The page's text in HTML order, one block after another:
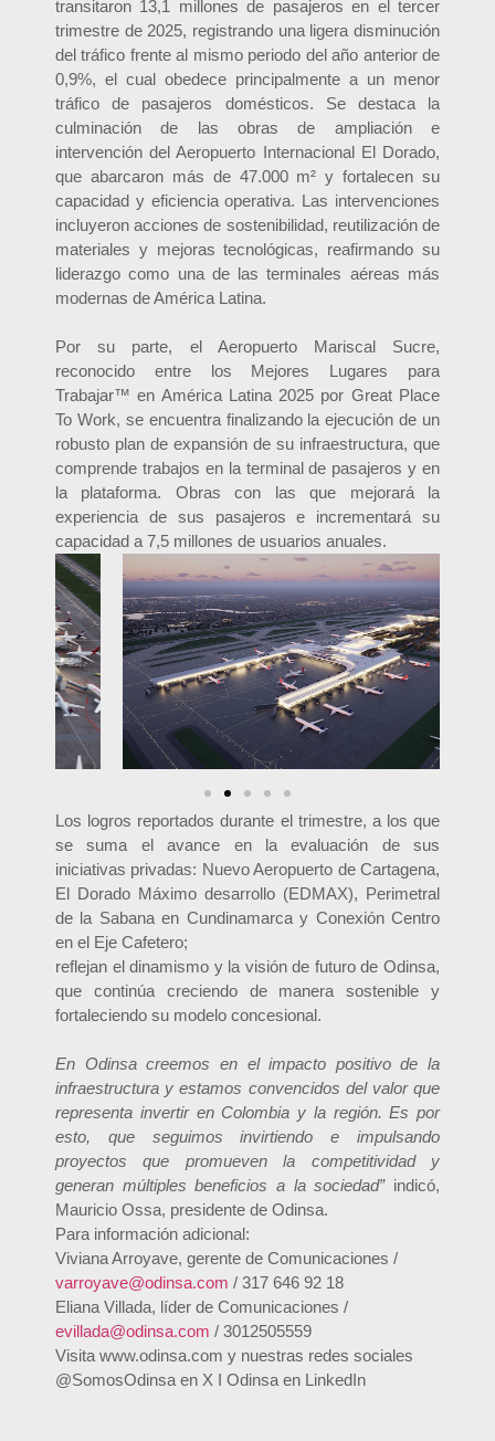
transitaron 13,1 millones de pasajeros en el tercer
trimestre de 2025, registrando una ligera disminución
del tráfico frente al mismo periodo del año anterior de
0,9%, el cual obedece principalmente a un menor
tráfico de pasajeros domésticos. Se destaca la
culminación de las obras de ampliación e
intervención del Aeropuerto Internacional El Dorado,
que abarcaron más de 47.000 m² y fortalecen su
capacidad y eficiencia operativa. Las intervenciones
incluyeron acciones de sostenibilidad, reutilización de
materiales y mejoras tecnológicas, reafirmando su
liderazgo como una de las terminales aéreas más
modernas de América Latina.
Por su parte, el Aeropuerto Mariscal Sucre,
reconocido entre los Mejores Lugares para
Trabajar™ en América Latina 2025 por Great Place
To Work, se encuentra finalizando la ejecución de un
robusto plan de expansión de su infraestructura, que
comprende trabajos en la terminal de pasajeros y en
la plataforma. Obras con las que mejorará la
experiencia de sus pasajeros e incrementará su
capacidad a 7,5 millones de usuarios anuales.
Los logros reportados durante el trimestre, a los que
se suma el avance en la evaluación de sus
iniciativas privadas: Nuevo Aeropuerto de Cartagena,
El Dorado Máximo desarrollo (EDMAX), Perimetral
de la Sabana en Cundinamarca y Conexión Centro
en el Eje Cafetero;
reflejan el dinamismo y la visión de futuro de Odinsa,
que continúa creciendo de manera sostenible y
fortaleciendo su modelo concesional.
En Odinsa creemos en el impacto positivo de la
infraestructura y estamos convencidos del valor que
representa invertir en Colombia y la región. Es por
esto, que seguimos invirtiendo e impulsando
proyectos que promueven la competitividad y
generan múltiples beneficios a la sociedad”indicó,
Mauricio Ossa, presidente de Odinsa.
Para información adicional:
Viviana Arroyave, gerente de Comunicaciones /
varroyave@odinsa.com / 317 646 92 18
Eliana Villada, líder de Comunicaciones /
evillada@odinsa.com / 3012505559
Visita www.odinsa.com y nuestras redes sociales
@SomosOdinsa en X I Odinsa en LinkedIn